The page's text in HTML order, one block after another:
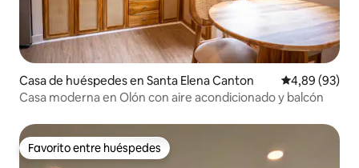
Casa de huéspedes en Santa Elena Canton Calificación
4,89 (93)
Casa moderna en Olón con aire acondicionado y balcón
Favorito entre huéspedes
Favorito entre huéspedes